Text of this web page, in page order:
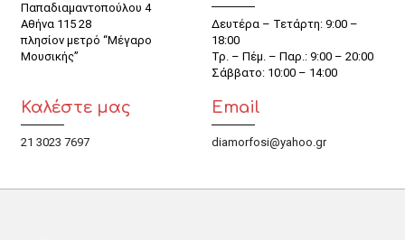
Παπαδιαμαντοπούλου 4
Αθήνα 115 28
πλησίον μετρό “Μέγαρο
Μουσικής”
Δευτέρα – Τετάρτη: 9:00 –
18:00
Τρ. – Πέμ. – Παρ.: 9:00 – 20:00
Σάββατο: 10:00 – 14:00
Καλέστε μας
21 3023 7697
Email
diamorfosi@yahoo.gr